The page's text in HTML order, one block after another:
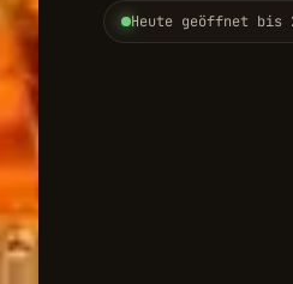
Heute geöffnet bis